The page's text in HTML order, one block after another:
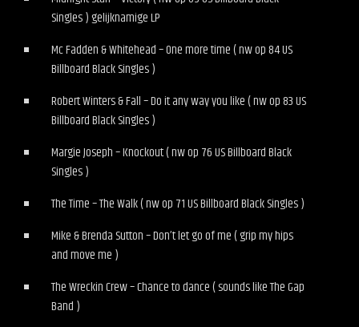
Singles ) gelijknamige LP
Mc Fadden & Whitehead – One more time ( nw op 84 US
Billboard Black Singles )
Robert Winters & Fall – Do it any way you like ( nw op 83 US
Billboard Black Singles )
Margie Joseph – Knockout ( nw op 76 US Billboard Black
Singles )
The Time – The Walk ( nw op 71 US Billboard Black Singles )
Mike & Brenda Sutton – Don’t let go of me ( grip my hips
and move me )
The Wreckin Crew – Chance to dance ( sounds like The Gap
Band )